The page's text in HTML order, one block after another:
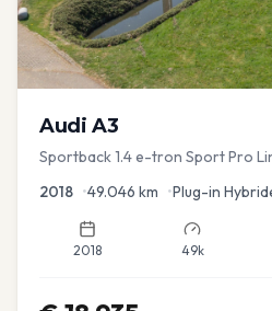
Audi A3
Sportback 1.4 e-tron Sport Pro
2018 •49.046 km •Plug-in
2018 49k